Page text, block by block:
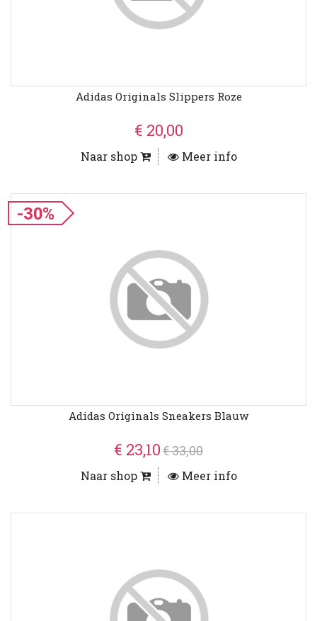
Adidas Originals Slippers Roze
€ 20,00
Naar shop Meer info
-30%
Adidas Originals Sneakers Blauw
€ 23,10€ 33,00
Naar shop Meer info